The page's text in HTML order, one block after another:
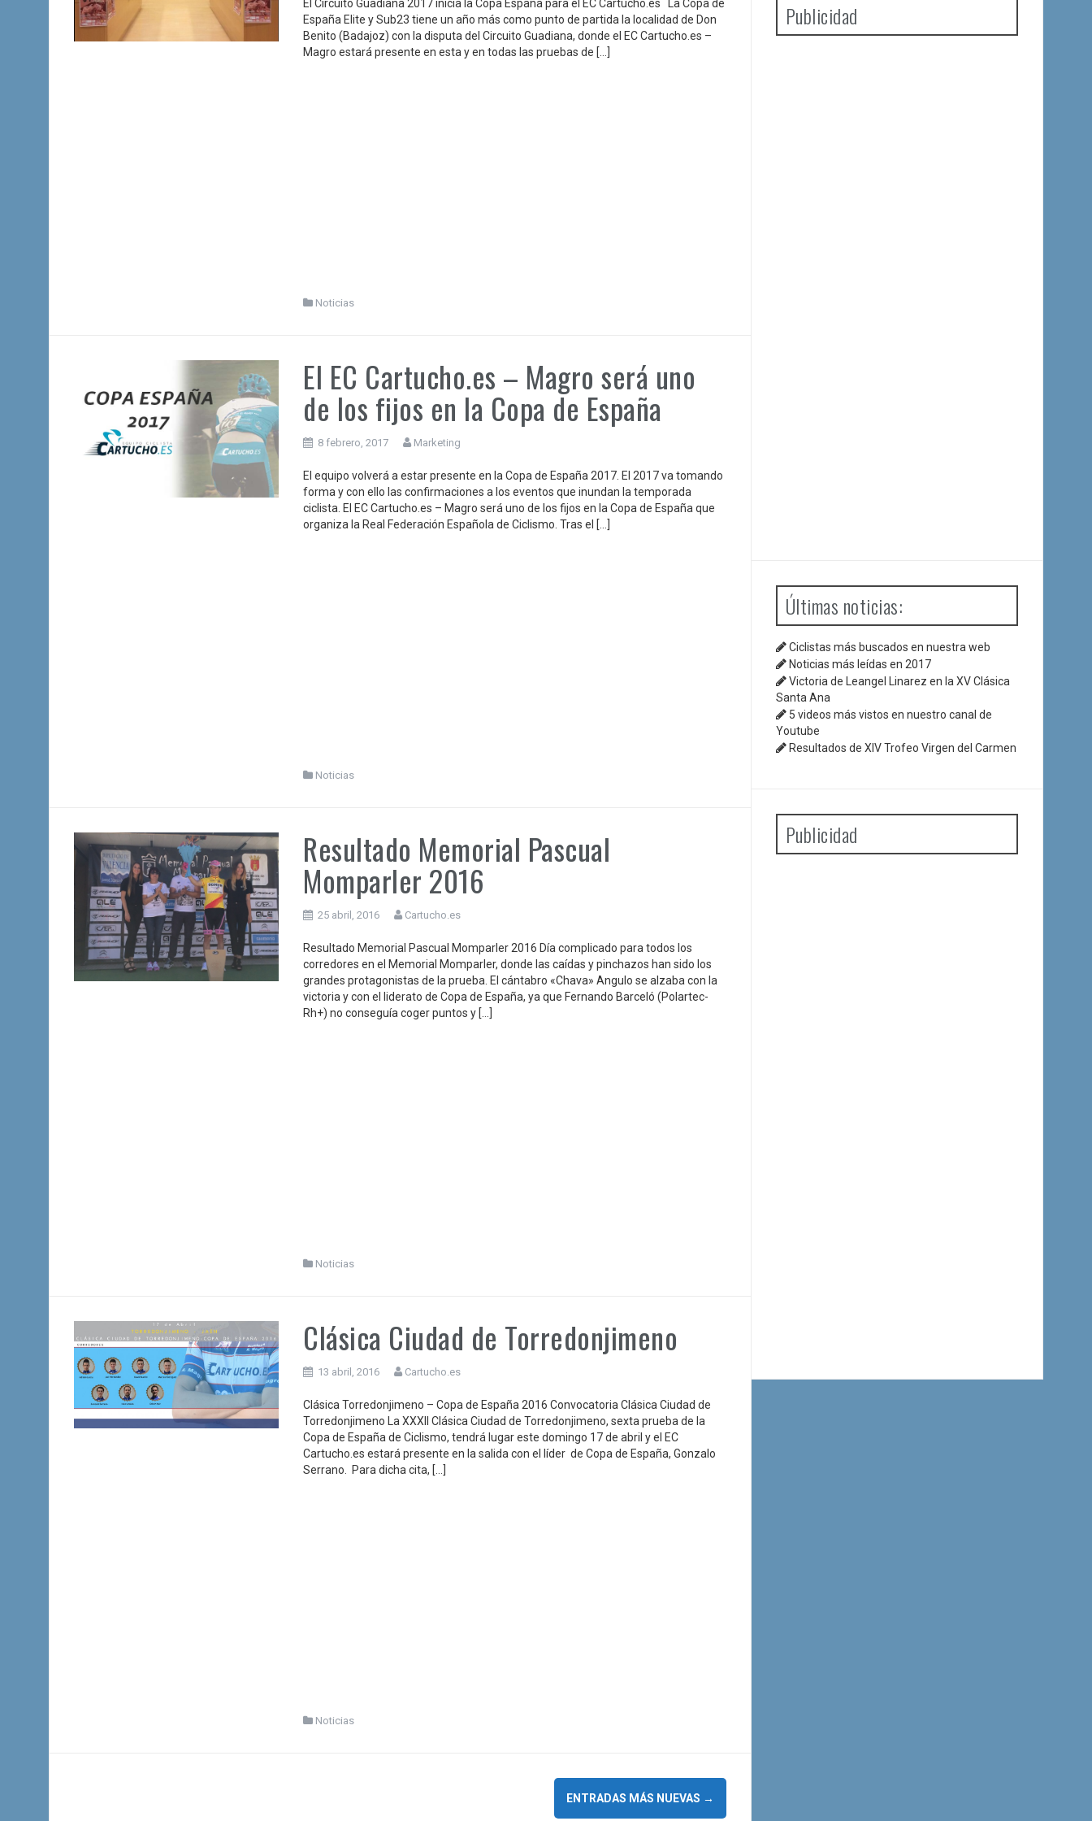
El Circuito Guadiana 2017 inicia la Copa España para el EC Cartucho.es La Copa de
España Elite y Sub23 tiene un año más como punto de partida la localidad de Don
Benito (Badajoz) con la disputa del Circuito Guadiana, donde el EC Cartucho.es –
Magro estará presente en esta y en todas las pruebas de […]
Noticias
El EC Cartucho.es – Magro será uno
de los fijos en la Copa de España
8 febrero, 2017 Marketing
El equipo volverá a estar presente en la Copa de España 2017. El 2017 va tomando
forma y con ello las confirmaciones a los eventos que inundan la temporada
ciclista. El EC Cartucho.es – Magro será uno de los fijos en la Copa de España que
organiza la Real Federación Española de Ciclismo. Tras el […]
Noticias
Resultado Memorial Pascual
Momparler 2016
25 abril, 2016 Cartucho.es
Resultado Memorial Pascual Momparler 2016 Día complicado para todos los
corredores en el Memorial Momparler, donde las caídas y pinchazos han sido los
grandes protagonistas de la prueba. El cántabro «Chava» Angulo se alzaba con la
victoria y con el liderato de Copa de España, ya que Fernando Barceló (Polartec-
Rh+) no conseguía coger puntos y […]
Noticias
Clásica Ciudad de Torredonjimeno
13 abril, 2016 Cartucho.es
Clásica Torredonjimeno – Copa de España 2016 Convocatoria Clásica Ciudad de
Torredonjimeno La XXXII Clásica Ciudad de Torredonjimeno, sexta prueba de la
Copa de España de Ciclismo, tendrá lugar este domingo 17 de abril y el EC
Cartucho.es estará presente en la salida con el líder de Copa de España, Gonzalo
Serrano. Para dicha cita, […]
Noticias
ENTRADAS MÁS NUEVAS →
Publicidad
Últimas noticias:
Ciclistas más buscados en nuestra web
Noticias más leídas en 2017
Victoria de Leangel Linarez en la XV Clásica
Santa Ana
5 videos más vistos en nuestro canal de
Youtube
Resultados de XIV Trofeo Virgen del Carmen
Publicidad